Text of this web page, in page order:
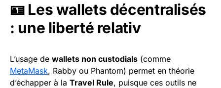
🪪 Les wallets décentralisés
: une liberté relativ
L’usage de wallets non custodials (comme
MetaMask, Rabby ou Phantom) permet en théorie
d’échapper à la Travel Rule, puisque ces outils ne